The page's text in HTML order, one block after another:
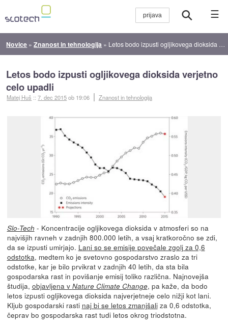
☰
Novice »Znanost in tehnologija » Letos bodo izpusti ogljikovega dioksida verjetno celo upadli
Letos bodo izpusti ogljikovega dioksida verjetno
celo upadli
Matej Huš ::7. dec 2015ob 19:06 Znanost in tehnologija
Slo-Tech - Koncentracije ogljikovega dioksida v atmosferi so na
najvišjih ravneh v zadnjih 800.000 letih, a vsaj kratkoročno se zdi,
da se izpusti umirjajo. Lani so se emisije povečale zgolj za 0,6
odstotka, medtem ko je svetovno gospodarstvo zraslo za tri
odstotke, kar je bilo prvikrat v zadnjih 40 letih, da sta bila
gospodarska rast in povišanje emisij toliko različna. Najnovejša
študija, objavljena v Nature Climate Change, pa kaže, da bodo
letos izpusti ogljikovega dioksida najverjetneje celo nižji kot lani.
Kljub gospodarski rasti naj bi se letos zmanjšaliza 0,6 odstotka,
čeprav bo gospodarska rast tudi letos okrog triodstotna.